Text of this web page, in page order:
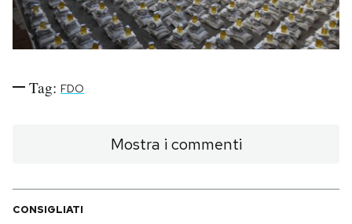
NEWSLETTER
Tag: FDO
Mostra i commenti
CONSIGLIATI